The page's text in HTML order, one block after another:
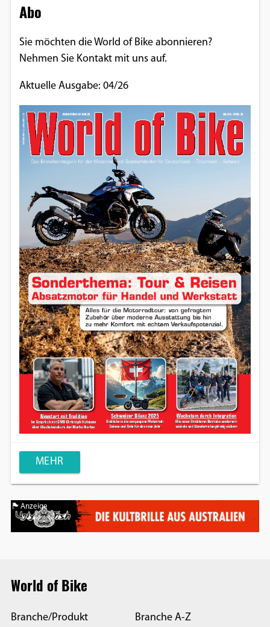
Abo
Sie möchten die World of Bike abonnieren?
Nehmen Sie Kontakt mit uns auf.
Aktuelle Ausgabe: 04/26
MEHR
Anzeige
World of Bike
Branche/Produkt Branche A-Z